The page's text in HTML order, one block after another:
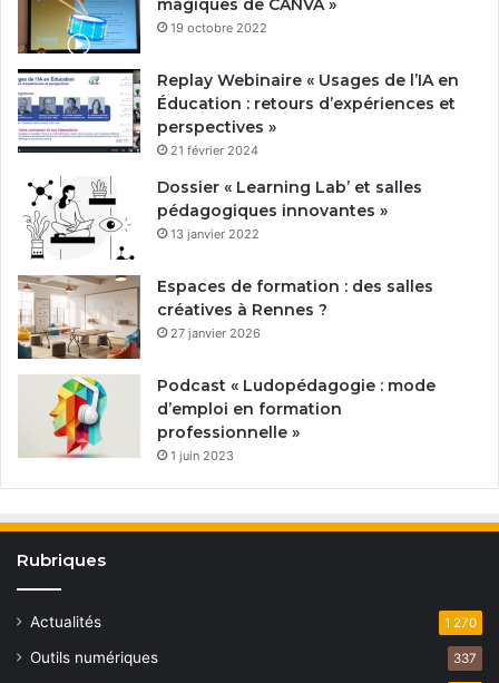
magiques de CANVA »
19 octobre 2022
Replay Webinaire « Usages de l’IA en
Éducation : retours d’expériences et
perspectives »
21 février 2024
Dossier « Learning Lab’ et salles
pédagogiques innovantes »
13 janvier 2022
Espaces de formation : des salles
créatives à Rennes ?
27 janvier 2026
Podcast « Ludopédagogie : mode
d’emploi en formation
professionnelle »
1 juin 2023
Rubriques
Actualités 1 270
Outils numériques 337